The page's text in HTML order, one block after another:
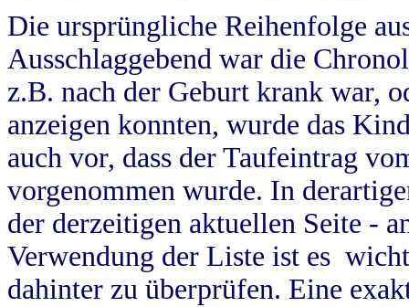
Die ursprüngliche Reihenfolge
Ausschlaggebend war die
z.B. nach der Geburt krank war,
anzeigen konnten, wurde das
auch vor, dass der Taufeintrag
vorgenommen wurde. In
der derzeitigen aktuellen Seite -
Verwendung der Liste ist es
dahinter zu überprüfen. Eine